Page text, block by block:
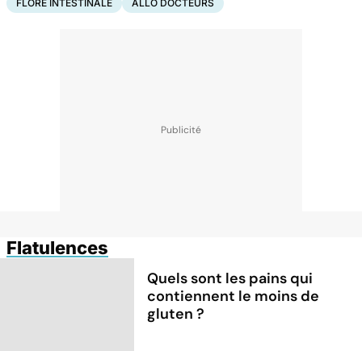
FLORE INTESTINALE ALLO DOCTEURS
Flatulences
Quels sont les pains qui
contiennent le moins de
gluten ?